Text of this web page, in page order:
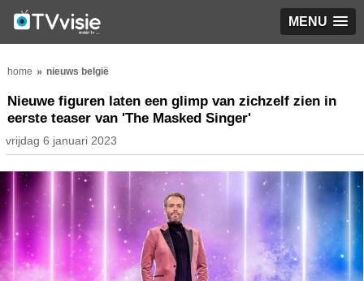
MENU
home nieuws belgië
Nieuwe figuren laten een glimp van zichzelf zien in
eerste teaser van 'The Masked Singer'
vrijdag 6 januari 2023